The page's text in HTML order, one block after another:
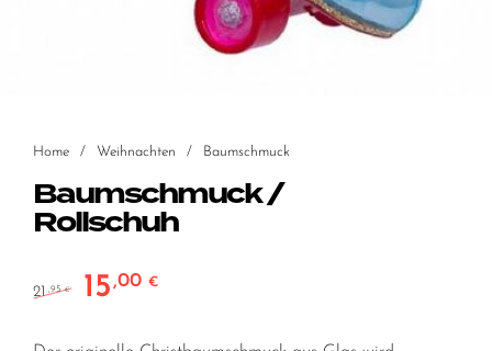
Home / Weihnachten / Baumschmuck
Baumschmuck /
Rollschuh
21 ,95€ Ursprünglicher Preis war: 21,95 €
15,00€